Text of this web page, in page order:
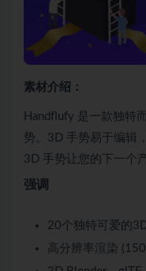
素材介绍：
Handflufy 是一款独特
势。3D 手势易于编辑
3D 手势让您的下一个
强调
20个独特可爱的
高分辨率渲染